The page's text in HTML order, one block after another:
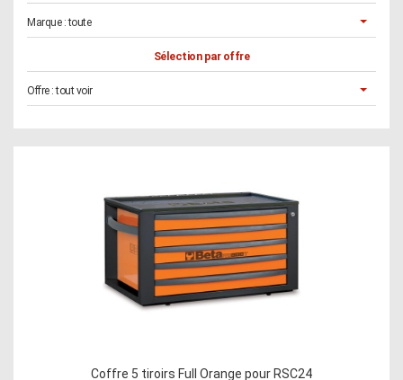
Marque :toute
Sélection par offre
Offre :tout voir
Coffre 5 tiroirs Full Orange pour RSC24